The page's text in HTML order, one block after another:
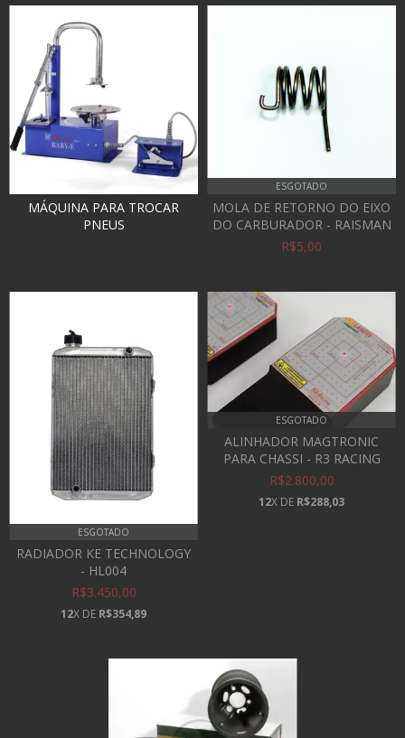
MÁQUINA PARA TROCAR
PNEUS
ESGOTADO
MOLA DE RETORNO DO EIXO
DO CARBURADOR - RAISMAN
R$5,00
ESGOTADO
RADIADOR KE TECHNOLOGY
- HL004
R$3.450,00
12X DE R$354,89
ESGOTADO
ALINHADOR MAGTRONIC
PARA CHASSI - R3 RACING
R$2.800,00
12X DE R$288,03